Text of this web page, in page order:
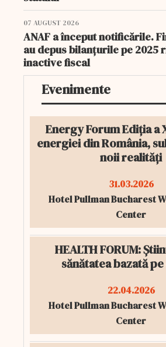
07 AUGUST 2026
ANAF a început notificările.
au depus bilanțurile pe 2025
inactive fiscal
Evenimente
Energy Forum Ediția a
energiei din România,
noii realități
31.03.2026
Hotel Pullman Bucharest
Center
HEALTH FORUM:
sănătatea bazată
22.04.2026
Hotel Pullman Bucharest
Center